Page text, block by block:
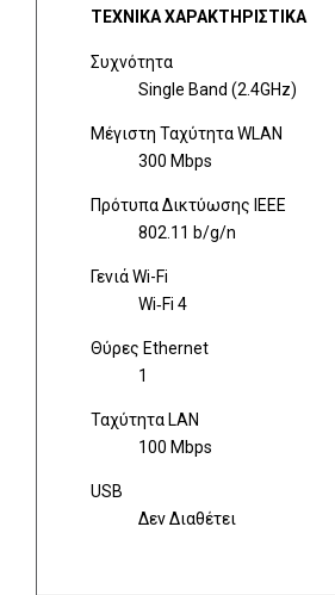
ΤΕΧΝΙΚΑ ΧΑΡΑΚΤΗΡΙΣΤΙΚΑ
Συχνότητα
Single Band (2.4GHz)
Μέγιστη Ταχύτητα WLAN
300 Mbps
Πρότυπα Δικτύωσης IEEE
802.11 b/g/n
Γενιά Wi-Fi
Wi‑Fi 4
Θύρες Ethernet
1
Ταχύτητα LAN
100 Mbps
USB
Δεν Διαθέτει